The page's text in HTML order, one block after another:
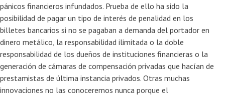
pánicos financieros infundados. Prueba de ello ha sido la
posibilidad de pagar un tipo de interés de penalidad en los
billetes bancarios si no se pagaban a demanda del portador en
dinero metálico, la responsabilidad ilimitada o la doble
responsabilidad de los dueños de instituciones financieras o la
generación de cámaras de compensación privadas que hacían de
prestamistas de última instancia privados. Otras muchas
innovaciones no las conoceremos nunca porque el